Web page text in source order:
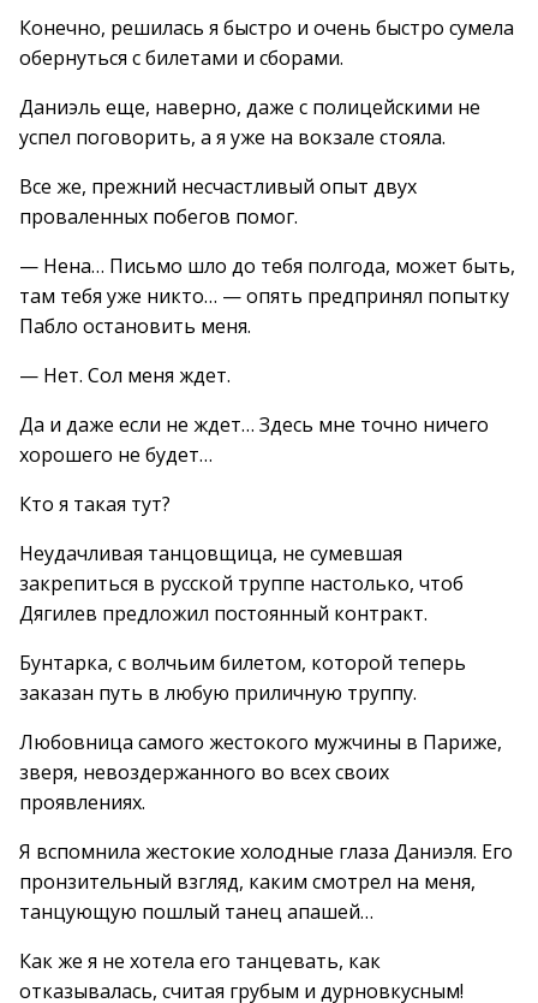
Конечно, решилась я быстро и очень быстро сумела
обернуться с билетами и сборами.
Даниэль еще, наверно, даже с полицейскими не
успел поговорить, а я уже на вокзале стояла.
Все же, прежний несчастливый опыт двух
проваленных побегов помог.
— Нена… Письмо шло до тебя полгода, может быть,
там тебя уже никто… — опять предпринял попытку
Пабло остановить меня.
— Нет. Сол меня ждет.
Да и даже если не ждет… Здесь мне точно ничего
хорошего не будет…
Кто я такая тут?
Неудачливая танцовщица, не сумевшая
закрепиться в русской труппе настолько, чтоб
Дягилев предложил постоянный контракт.
Бунтарка, с волчьим билетом, которой теперь
заказан путь в любую приличную труппу.
Любовница самого жестокого мужчины в Париже,
зверя, невоздержанного во всех своих
проявлениях.
Я вспомнила жестокие холодные глаза Даниэля. Его
пронзительный взгляд, каким смотрел на меня,
танцующую пошлый танец апашей…
Как же я не хотела его танцевать, как
отказывалась, считая грубым и дурновкусным!